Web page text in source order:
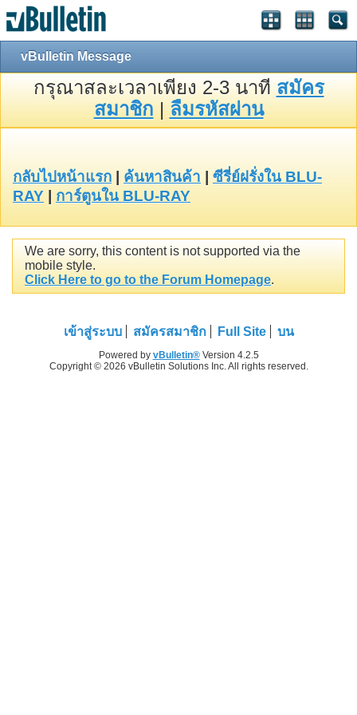
vBulletin Message
กรุณาสละเวลาเพียง 2-3 นาที สมัคร
สมาชิก | ลืมรหัสผ่าน
กลับไปหน้าแรก ค้นหาสินค้า
ซีรี่ย์ฝรั่งใน BLU-
RAY
การ์ตูนใน BLU-RAY
We are sorry, this content is not supported via the
mobile style.
Click Here to go to the Forum Homepage.
เข้าสู่ระบบ สมัครสมาชิก Full Site บน
Powered by vBulletin®Version 4.2.5
Copyright © 2026 vBulletin Solutions Inc. All rights reserved.